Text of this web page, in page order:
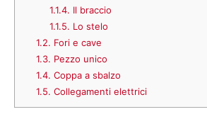
1.1.4. Il braccio
1.1.5. Lo stelo
1.2. Fori e cave
1.3. Pezzo unico
1.4. Coppa a sbalzo
1.5. Collegamenti elettrici